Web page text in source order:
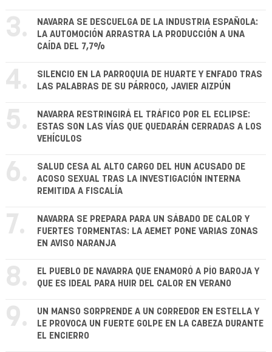
3.
NAVARRA SE DESCUELGA DE LA INDUSTRIA ESPAÑOLA:
LA AUTOMOCIÓN ARRASTRA LA PRODUCCIÓN A UNA
CAÍDA DEL 7,7%
4.
SILENCIO EN LA PARROQUIA DE HUARTE Y ENFADO TRAS
LAS PALABRAS DE SU PÁRROCO, JAVIER AIZPÚN
5.
NAVARRA RESTRINGIRÁ EL TRÁFICO POR EL ECLIPSE:
ESTAS SON LAS VÍAS QUE QUEDARÁN CERRADAS A LOS
VEHÍCULOS
6.
SALUD CESA AL ALTO CARGO DEL HUN ACUSADO DE
ACOSO SEXUAL TRAS LA INVESTIGACIÓN INTERNA
REMITIDA A FISCALÍA
7.
NAVARRA SE PREPARA PARA UN SÁBADO DE CALOR Y
FUERTES TORMENTAS: LA AEMET PONE VARIAS ZONAS
EN AVISO NARANJA
8.
EL PUEBLO DE NAVARRA QUE ENAMORÓ A PÍO BAROJA Y
QUE ES IDEAL PARA HUIR DEL CALOR EN VERANO
9.
UN MANSO SORPRENDE A UN CORREDOR EN ESTELLA Y
LE PROVOCA UN FUERTE GOLPE EN LA CABEZA DURANTE
EL ENCIERRO